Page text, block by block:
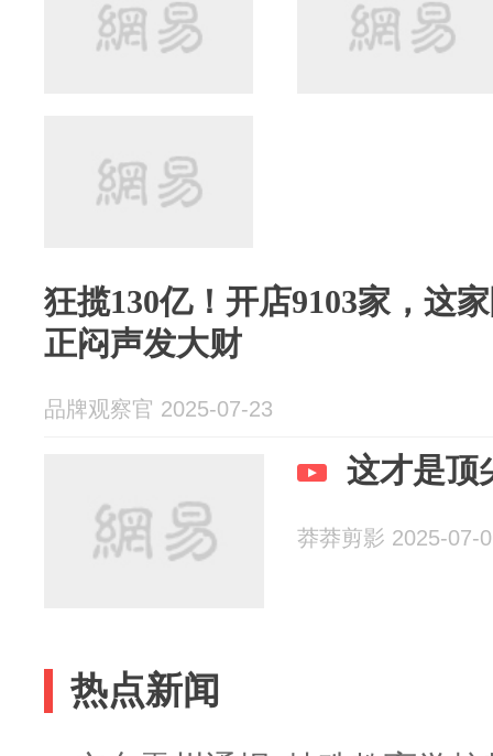
狂揽130亿！开店9103家，这
正闷声发大财
品牌观察官 2025-07-23
这才是顶
莽莽剪影 2025-07-
热点新闻